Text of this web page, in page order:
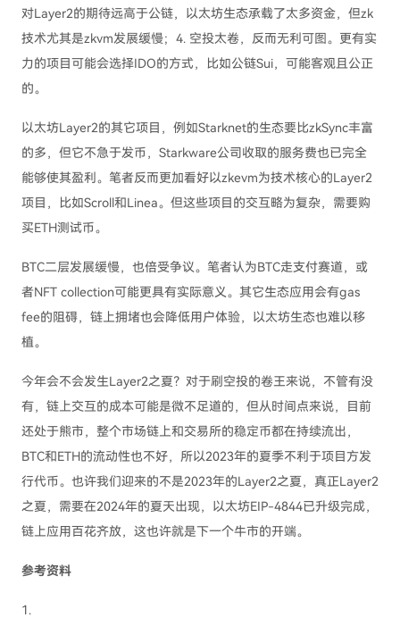
对Layer2的期待远高于公链，以太坊生态承载了太多资金，但zk
技术尤其是zkvm发展缓慢；4. 空投太卷，反而无利可图。更有实
力的项目可能会选择IDO的方式，比如公链Sui，可能客观且公正
的。
以太坊Layer2的其它项目，例如Starknet的生态要比zkSync丰富
的多，但它不急于发币，Starkware公司收取的服务费也已完全
能够使其盈利。笔者反而更加看好以zkevm为技术核心的Layer2
项目，比如Scroll和Linea。但这些项目的交互略为复杂，需要购
买ETH测试币。
BTC二层发展缓慢，也倍受争议。笔者认为BTC走支付赛道，或
者NFT collection可能更具有实际意义。其它生态应用会有gas
fee的阻碍，链上拥堵也会降低用户体验，以太坊生态也难以移
植。
今年会不会发生Layer2之夏？对于刷空投的卷王来说，不管有没
有，链上交互的成本可能是微不足道的，但从时间点来说，目前
还处于熊市，整个市场链上和交易所的稳定币都在持续流出，
BTC和ETH的流动性也不好，所以2023年的夏季不利于项目方发
行代币。也许我们迎来的不是2023年的Layer2之夏，真正Layer2
之夏，需要在2024年的夏天出现，以太坊EIP-4844已升级完成，
链上应用百花齐放，这也许就是下一个牛市的开端。
参考资料
1.